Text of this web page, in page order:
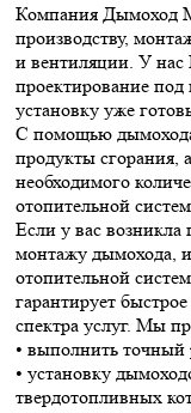
Компания Дымоход
производству,
и вентиляции. У нас
проектирование
установку уже
С помощью дымохода
продукты сгорания,
необходимого
отопительной
Если у вас
монтажу дымохода,
отопительной
гарантирует
спектра услуг. Мы
• выполнить точный
• установку
твердотопливных